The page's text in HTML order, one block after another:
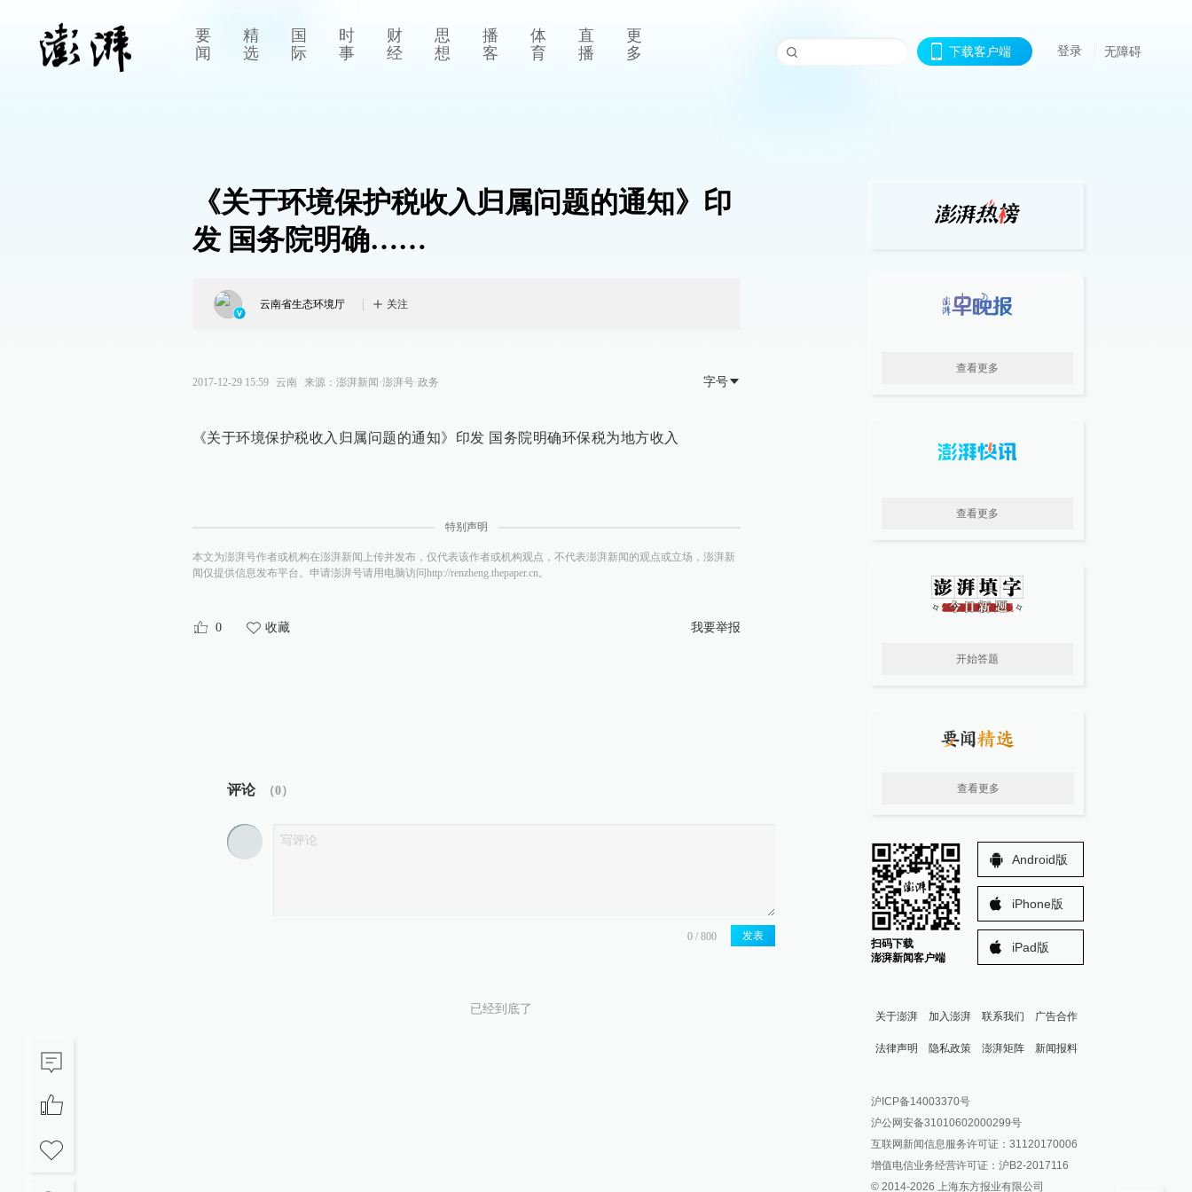
要
闻
精
选
国
际
时
事
财
经
思
想
播
客
体
育
直
播
更
多
下载客户端 登录 无障碍
《关于环境保护税收入归属问题的通知》印
发 国务院明确……
云南省生态环境厅 关注
2017-12-29 15:59 云南 来源： 澎湃新闻·澎湃号·政务 字号
《关于环境保护税收入归属问题的通知》印发 国务院明确环保税为地方收入
特别声明
本文为澎湃号作者或机构在澎湃新闻上传并发布，仅代表该作者或机构观点，不代表澎湃新闻的观点或立场，澎湃新
闻仅提供信息发布平台。申请澎湃号请用电脑访问http://renzheng.thepaper.cn。
0 收藏 我要举报
评论 （0）
发表
已经到底了
查看更多
查看更多
开始答题
查看更多
扫码下载
澎湃新闻客户端
Android版
iPhone版
iPad版
关于澎湃 加入澎湃 联系我们 广告合作
法律声明 隐私政策 澎湃矩阵
澎湃新闻公众号
澎湃新闻抖音号
派生万物开放平台
IP SHANGHAI
新闻报料
报料邮箱: news@thepaper.cn
沪ICP备14003370号
沪公网安备31010602000299号
互联网新闻信息服务许可证：31120170006
增值电信业务经营许可证：沪B2-2017116
© 2014-2026 上海东方报业有限公司